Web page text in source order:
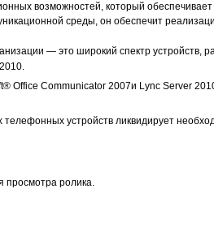
возможностей, который
среды, он обеспечит
— это широкий спектр устройств,
Communicator 2007и Lync Server
устройств ликвидирует
просмотра ролика.